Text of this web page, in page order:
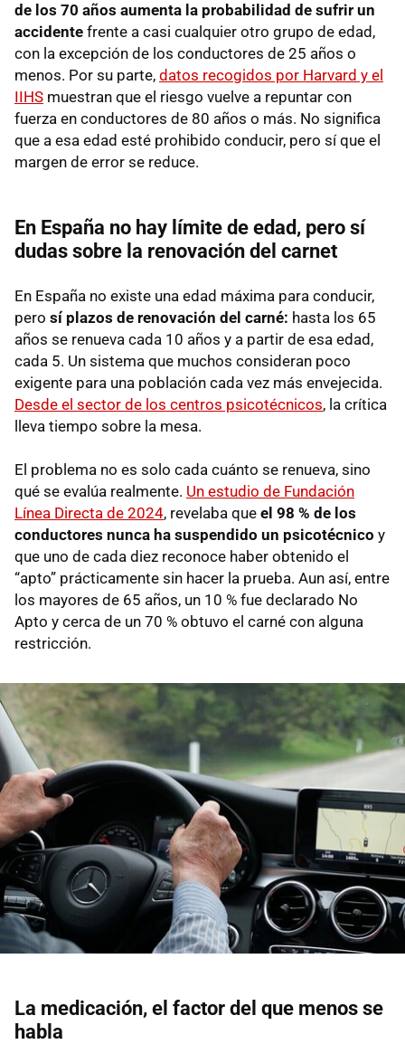
de los 70 años aumenta la probabilidad de sufrir un
accidente frente a casi cualquier otro grupo de edad,
con la excepción de los conductores de 25 años o
menos. Por su parte, datos recogidos por Harvard y el
IIHS muestran que el riesgo vuelve a repuntar con
fuerza en conductores de 80 años o más. No significa
que a esa edad esté prohibido conducir, pero sí que el
margen de error se reduce.
En España no hay límite de edad, pero sí
dudas sobre la renovación del carnet
En España no existe una edad máxima para conducir,
pero sí plazos de renovación del carné: hasta los 65
años se renueva cada 10 años y a partir de esa edad,
cada 5. Un sistema que muchos consideran poco
exigente para una población cada vez más envejecida.
Desde el sector de los centros psicotécnicos, la crítica
lleva tiempo sobre la mesa.
El problema no es solo cada cuánto se renueva, sino
qué se evalúa realmente. Un estudio de Fundación
Línea Directa de 2024, revelaba que el 98 % de los
conductores nunca ha suspendido un psicotécnico y
que uno de cada diez reconoce haber obtenido el
“apto” prácticamente sin hacer la prueba. Aun así, entre
los mayores de 65 años, un 10 % fue declarado No
Apto y cerca de un 70 % obtuvo el carné con alguna
restricción.
La medicación, el factor del que menos se
habla